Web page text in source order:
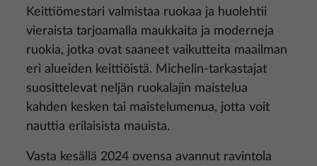
Keittiömestari valmistaa ruokaa ja huolehtii
vieraista tarjoamalla maukkaita ja moderneja
ruokia, jotka ovat saaneet vaikutteita maailman
eri alueiden keittiöistä. Michelin-tarkastajat
suosittelevat neljän ruokalajin maistelua
kahden kesken tai maistelumenua, jotta voit
nauttia erilaisista mauista.
Vasta kesällä 2024 ovensa avannut ravintola